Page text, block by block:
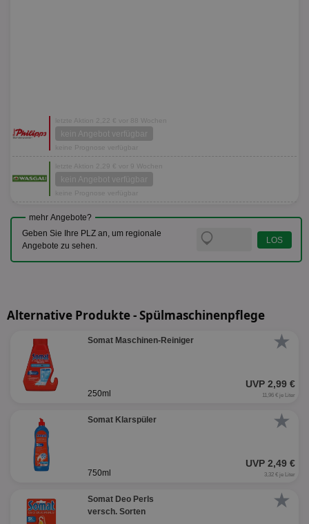
letzte Aktion 2,22 € vor 88 Wochen
kein Angebot verfügbar
keine Prognose verfügbar
letzte Aktion 2,29 € vor 9 Wochen
kein Angebot verfügbar
keine Prognose verfügbar
mehr Angebote?
Geben Sie Ihre PLZ an, um regionale
Angebote zu sehen.
Alternative Produkte - Spülmaschinenpflege
★
Somat Maschinen-Reiniger
UVP 2,99 €
250ml 11,96 € je Liter
★
Somat Klarspüler
UVP 2,49 €
750ml 3,32 € je Liter
★
Somat Deo Perls
versch. Sorten